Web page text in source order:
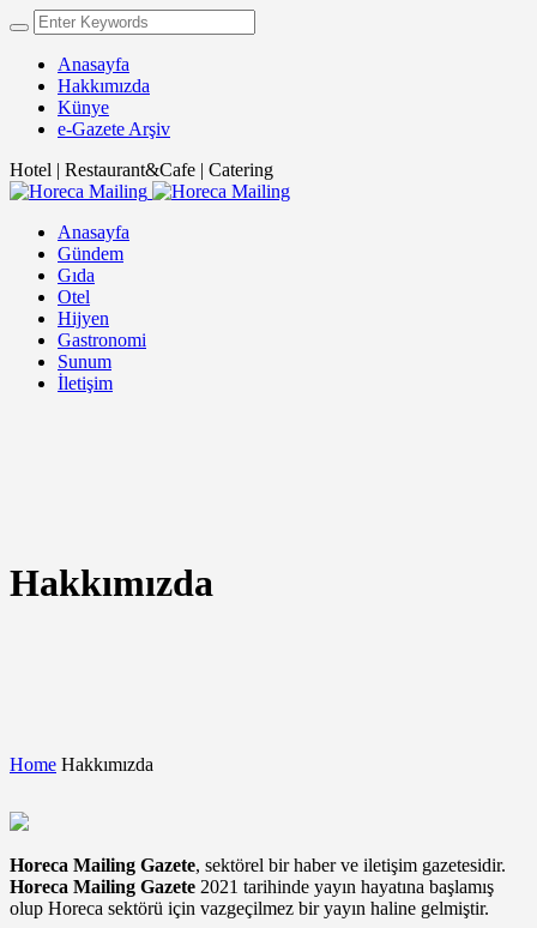
Anasayfa
Hakkımızda
Künye
e-Gazete Arşiv
Hotel | Restaurant&Cafe | Catering
Anasayfa
Gündem
Gıda
Otel
Hijyen
Gastronomi
Sunum
İletişim
Hakkımızda
Home Hakkımızda
Horeca Mailing Gazete, sektörel bir haber ve iletişim gazetesidir.
Horeca Mailing Gazete 2021 tarihinde yayın hayatına başlamış
olup Horeca sektörü için vazgeçilmez bir yayın haline gelmiştir.